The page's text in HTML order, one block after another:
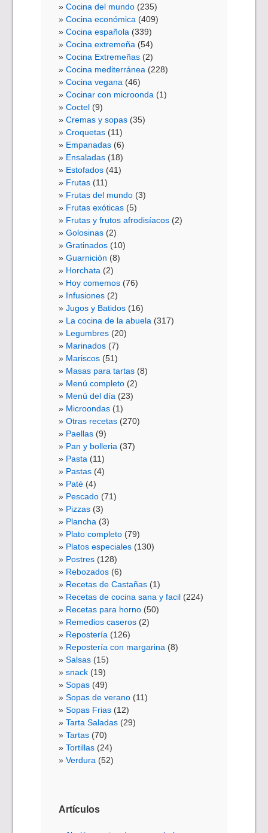
Cocina del mundo (235)
Cocina económica (409)
Cocina española (339)
Cocina extremeña (54)
Cocina Extremeñas (2)
Cocina mediterránea (228)
Cocina vegana (46)
Cocinar con microonda (1)
Coctel (9)
Cremas y sopas (35)
Croquetas (11)
Empanadas (6)
Ensaladas (18)
Estofados (41)
Frutas (11)
Frutas del mundo (3)
Frutas exóticas (5)
Frutas y frutos afrodisíacos (2)
Golosinas (2)
Gratinados (10)
Guarnición (8)
Horchata (2)
Hoy comemos (76)
Infusiones (2)
Jugos y Batidos (16)
La cocina de la abuela (317)
Legumbres (20)
Marinados (7)
Mariscos (51)
Masas para tartas (8)
Menú completo (2)
Menú del día (23)
Microondas (1)
Otras recetas (270)
Paellas (9)
Pan y bolleria (37)
Pasta (11)
Pastas (4)
Paté (4)
Pescado (71)
Pizzas (3)
Plancha (3)
Plato completo (79)
Platos especiales (130)
Postres (128)
Rebozados (6)
Recetas de Castañas (1)
Recetas de cocina sana y facil (224)
Recetas para horno (50)
Remedios caseros (2)
Repostería (126)
Repostería con margarina (8)
Salsas (15)
snack (19)
Sopas (49)
Sopas de verano (11)
Sopas Frias (12)
Tarta Saladas (29)
Tartas (70)
Tortillas (24)
Verdura (52)
Artículos